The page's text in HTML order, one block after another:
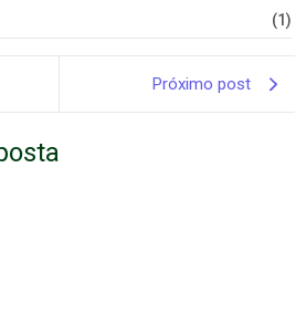
(1)
Próximo post